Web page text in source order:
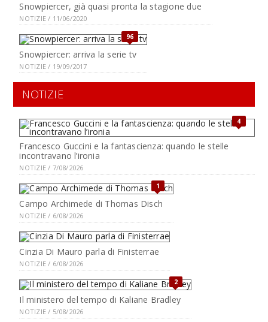
Snowpiercer, già quasi pronta la stagione due
NOTIZIE / 11/06/2020
96
Snowpiercer: arriva la serie tv
NOTIZIE / 19/09/2017
NOTIZIE
4
Francesco Guccini e la fantascienza: quando le stelle
incontravano l’ironia
NOTIZIE / 7/08/2026
1
Campo Archimede di Thomas Disch
NOTIZIE / 6/08/2026
Cinzia Di Mauro parla di Finisterrae
NOTIZIE / 6/08/2026
2
Il ministero del tempo di Kaliane Bradley
NOTIZIE / 5/08/2026